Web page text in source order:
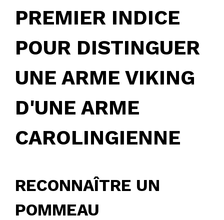
PREMIER INDICE
POUR DISTINGUER
UNE ARME VIKING
D'UNE ARME
CAROLINGIENNE
RECONNAÎTRE UN
POMMEAU